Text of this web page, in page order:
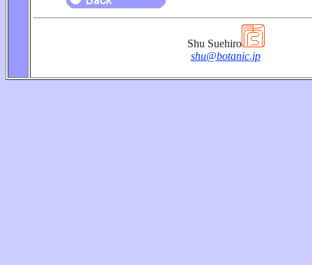
Shu Suehiro
shu@botanic.jp